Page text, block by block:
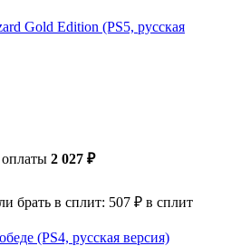
Gold Edition (PS5, русская
2 027 ₽
брать в сплит: 507 ₽ в сплит
(PS4, русская версия)